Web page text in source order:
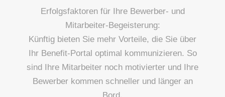
Erfolgsfaktoren für Ihre Bewerber- und
Mitarbeiter-Begeisterung:
Künftig bieten Sie mehr Vorteile, die Sie über
Ihr Benefit-Portal optimal kommunizieren. So
sind Ihre Mitarbeiter noch motivierter und Ihre
Bewerber kommen schneller und länger an